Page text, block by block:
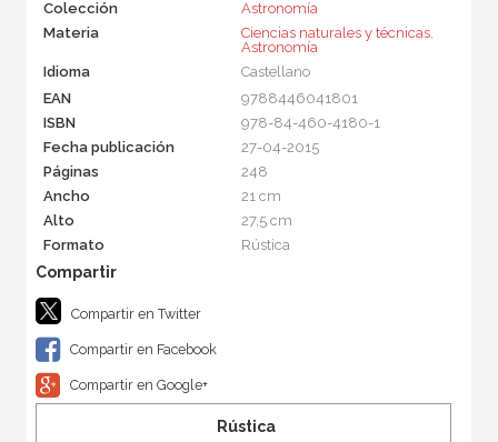
Colección
Astronomía
Materia
Ciencias naturales y técnicas,
Astronomía
Idioma
Castellano
EAN
9788446041801
ISBN
978-84-460-4180-1
Fecha publicación
27-04-2015
Páginas
248
Ancho
21 cm
Alto
27,5 cm
Formato
Rústica
Compartir en Twitter
Compartir en Facebook
Compartir en Google+
Rústica